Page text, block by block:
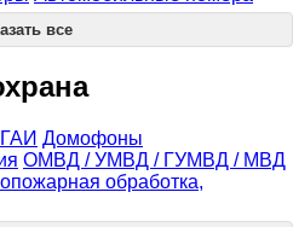
все
ГАИ Домофоны
ОМВД / УМВД / ГУМВД / МВД
обработка,